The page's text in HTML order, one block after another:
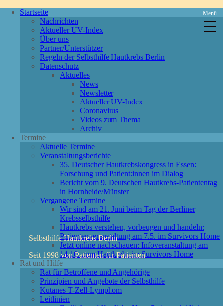
Startseite
Nachrichten
Aktueller UV-Index
Über uns
Partner/Unterstützer
Regeln der Selbsthilfe Hautkrebs Berlin
Datenschutz
Aktuelles
News
Newsletter
Aktueller UV-Index
Coronavirus
Videos zum Thema
Archiv
Termine
Aktuelle Termine
Veranstaltungsberichte
35. Deutscher Hautkrebskongress in Essen:
Forschung und Patient:innen im Dialog
Bericht vom 9. Deutschen Hautkrebs-Patiententag
in Hornheide/Münster
Vergangene Termine
Wir sind am 21. Juni beim Tag der Berliner
Krebsselbsthilfe
Hautkrebs verstehen, vorbeugen und handeln:
Patientenveranstaltung am 7.5. im Survivors Home
Jetzt online nachschauen: Infoveranstaltung am
14.10. zum Hautkrebs im Survivors Home
Rat und Hilfe
Rat für Betroffene und Angehörige
Prinzipien und Angebote der Selbsthilfe
Kutanes T-Zell-Lymphom
Leitlinien
Selbsthilfe Hautkrebs Berlin
Seit 1998 von Patienten für Patienten
Menü